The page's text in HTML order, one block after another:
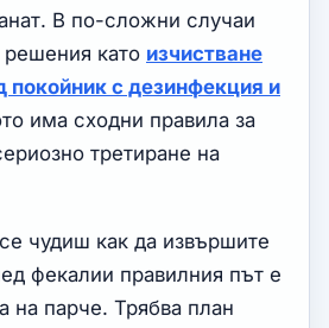
В по-сложни случаи
решения като изчистване
покойник с дезинфекция и
има сходни правила за
третиране на
чудиш как да извършите
фекалии правилния път е
на парче. Трябва план